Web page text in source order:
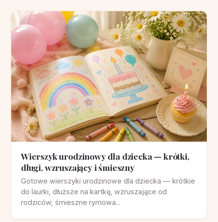
Wierszyk urodzinowy dla dziecka — krótki,
długi, wzruszający i śmieszny
Gotowe wierszyki urodzinowe dla dziecka — krótkie
do laurki, dłuższe na kartkę, wzruszające od
rodziców, śmieszne rymowa...